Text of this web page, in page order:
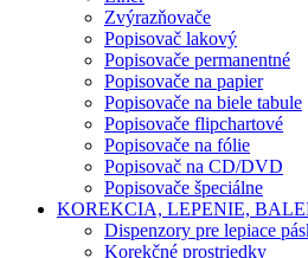
Zvýrazňovače
Popisovač lakový
Popisovače permanentné
Popisovače na papier
Popisovače na biele tabule
Popisovače flipchartové
Popisovače na fólie
Popisovač na CD/DVD
Popisovače špeciálne
KOREKCIA, LEPENIE,
Dispenzory pre lepiace
Korekčné prostriedky